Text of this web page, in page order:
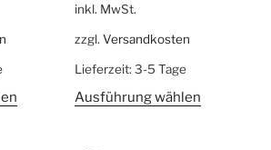
inkl. MwSt.
zzgl. Versandkosten
Lieferzeit: 3-5 Tage
Ausführung wählen